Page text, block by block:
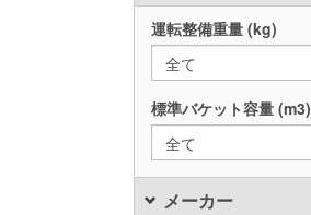
運転整備重量 (kg)
全て
標準バケット容量 (m3)
全て
メーカー